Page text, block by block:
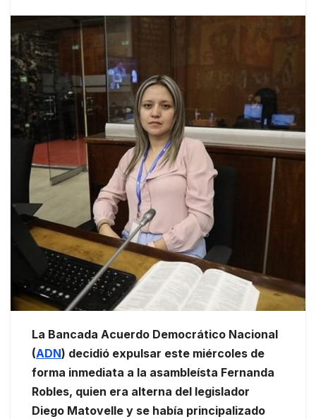
La Bancada Acuerdo Democrático Nacional
(ADN) decidió expulsar este miércoles de
forma inmediata a la asambleísta Fernanda
Robles, quien era alterna del legislador
Diego Matovelle y se había principalizado